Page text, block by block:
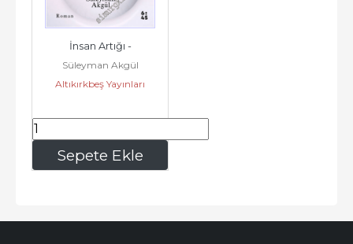
Sepete Ekle
İnsan Artığı -
Süleyman Akgül
Altıkırkbeş Yayınları
285,00